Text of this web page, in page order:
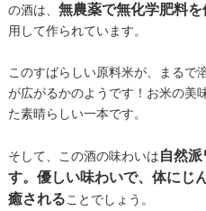
の酒は、 無農薬で無化学肥料
用して作られています。
このすばらしい原料米が、まるで
が広がるかのようです！お米の美
た素晴らしい一本です。
そして、この酒の味わいは自然
す。優しい味わいで、体にじ
癒されることでしょう。